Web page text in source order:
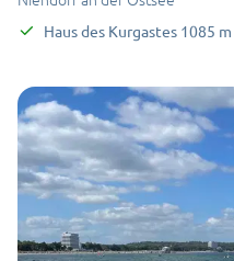
Haus des Kurgastes 1085 m